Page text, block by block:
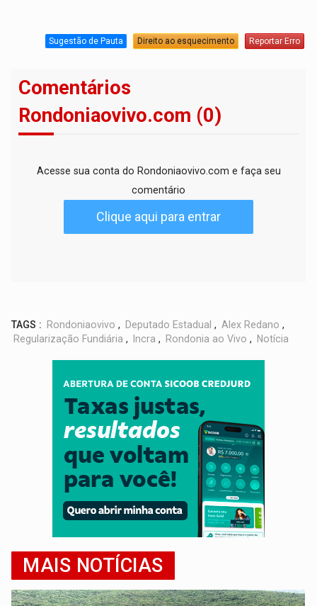
Sugestão de Pauta Direito ao esquecimento Reportar Erro
Comentários
Rondoniaovivo.com (0)
Acesse sua conta do Rondoniaovivo.com e faça seu
comentário
Clique aqui para entrar
TAGS : Rondoniaovivo , Deputado Estadual , Alex Redano ,
Regularização Fundiária , Incra , Rondonia ao Vivo , Notícia
MAIS NOTÍCIAS